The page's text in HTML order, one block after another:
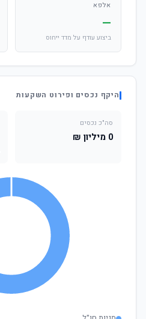
אלפא
—
ביצוע עודף על מדד ייחוס
היקף נכסים ופירוט השקעות
סה"כ נכסים
0 מיליון ₪